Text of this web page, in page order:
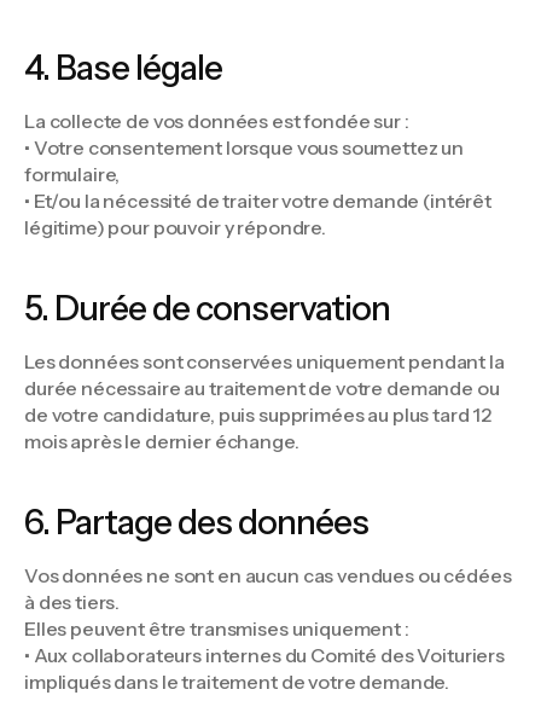
4. Base légale
La collecte de vos données est fondée sur :
• Votre consentement lorsque vous soumettez un
formulaire,
• Et/ou la nécessité de traiter votre demande (intérêt
légitime) pour pouvoir y répondre.
5. Durée de conservation
Les données sont conservées uniquement pendant la
durée nécessaire au traitement de votre demande ou
de votre candidature, puis supprimées au plus tard 12
mois après le dernier échange.
6. Partage des données
Vos données ne sont en aucun cas vendues ou cédées
à des tiers.
Elles peuvent être transmises uniquement :
• Aux collaborateurs internes du Comité des Voituriers
impliqués dans le traitement de votre demande.